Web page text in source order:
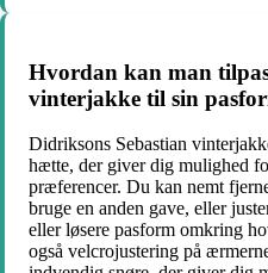
Hvordan kan man
vinterjakke til sin
Didriksons Sebastian
hætte, der giver dig mulighed
præferencer. Du kan nemt
bruge en anden gave, eller
eller løsere pasform omkring
også velcrojustering på